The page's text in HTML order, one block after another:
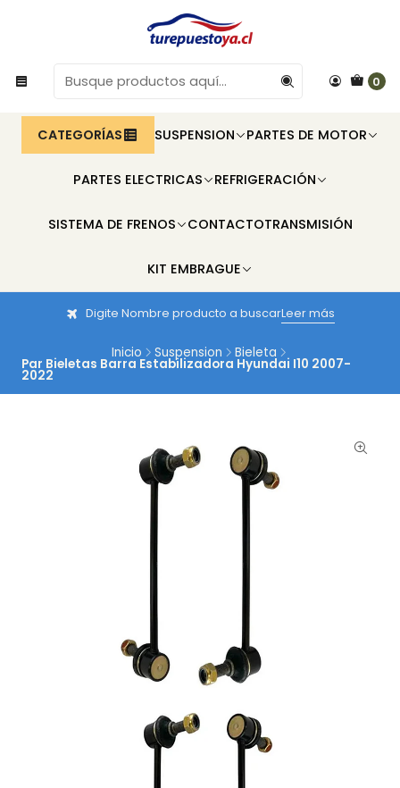
0
CATEGORÍAS SUSPENSION PARTES DE MOTOR
PARTES ELECTRICAS REFRIGERACIÓN
SISTEMA DE FRENOS CONTACTOTRANSMISIÓN
KIT EMBRAGUE
Digite Nombre producto a buscarLeer más
Inicio Suspension Bieleta
Par Bieletas Barra Estabilizadora Hyundai I10 2007-
2022